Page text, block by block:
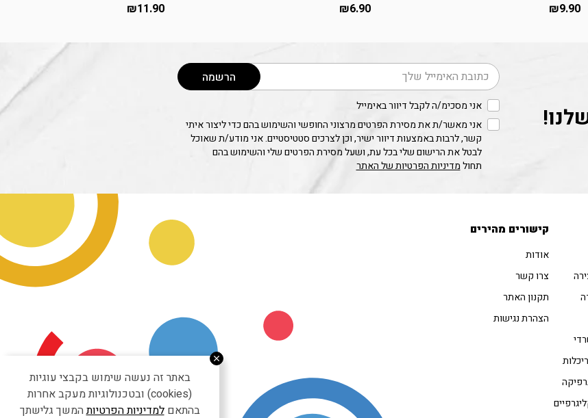
₪9.90
₪6.90
₪11.90
דוא׳׳ל הרשמה
אני מסכימ/ה לקבל דיוור באימייל
אני מאשר/ת את מסירת הפרטים מרצוני החופשי והשימוש בהם כדי ליצור איתי
קשר, לרבות באמצעות דיוור ישיר, וכן לצרכים סטטיסטיים. אני מודע/ת שאוכל
לבטל את הרישום שלי בכל עת, ושעל מסירת הפרטים שלי והשימוש בהם
תחולמדיניות הפרטיות של האתר
קישורים מהירים
אודות
צרו קשר
תקנון האתר
הצהרת נגישות
באתר זה נעשה שימוש בקבצי עוגיות
(cookies) ובטכנולוגיות מעקב אחרות
בהתאםלמדיניות הפרטיותהמשך גלישתך